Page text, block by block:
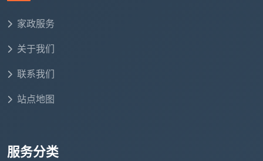
合格率、高频问题区域和重复性问题频次，形成当月的
《服务质量分析报告》。这些原始表格也是日后处理服
了！）
对巡查记录的要求完全不同。成都天均安洁根据多年客
家政服务
关于我们
联系我们
站点地图
服务分类